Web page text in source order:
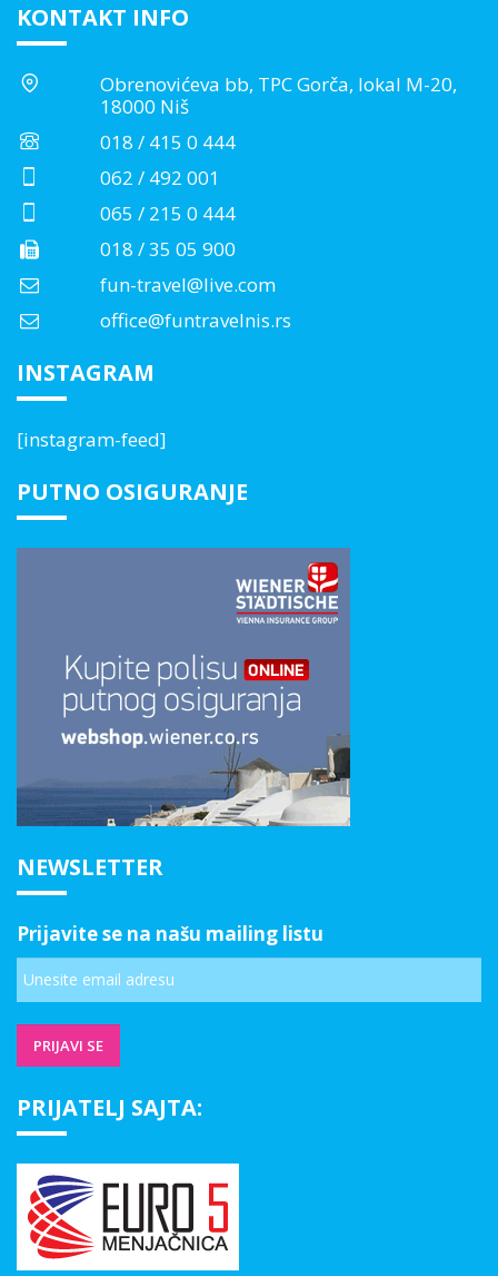
KONTAKT INFO
Obrenovićeva bb, TPC Gorča, lokal M-20,
18000 Niš
018 / 415 0 444
062 / 492 001
065 / 215 0 444
018 / 35 05 900
fun-travel@live.com
office@funtravelnis.rs
INSTAGRAM
[instagram-feed]
PUTNO OSIGURANJE
NEWSLETTER
Prijavite se na našu mailing listu
PRIJATELJ SAJTA: